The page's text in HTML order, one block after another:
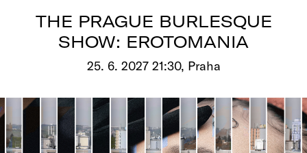
Vše o ČT
THE PRAGUE BURLESQUE
SHOW: EROTOMANIA
25. 6. 2027 21:30, Praha